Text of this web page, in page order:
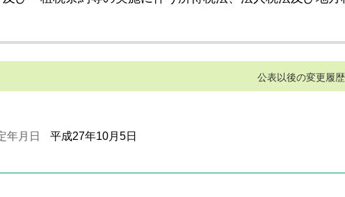
公表以後の変更履
年月日 平成27年10月5日